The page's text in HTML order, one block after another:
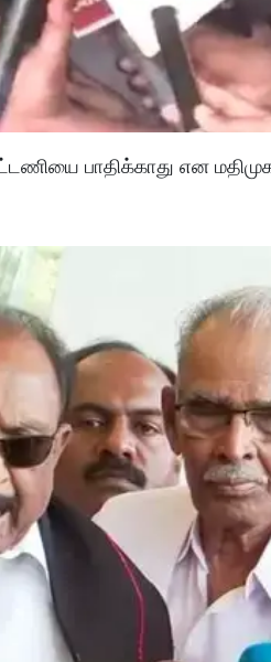
பாதிக்காது என